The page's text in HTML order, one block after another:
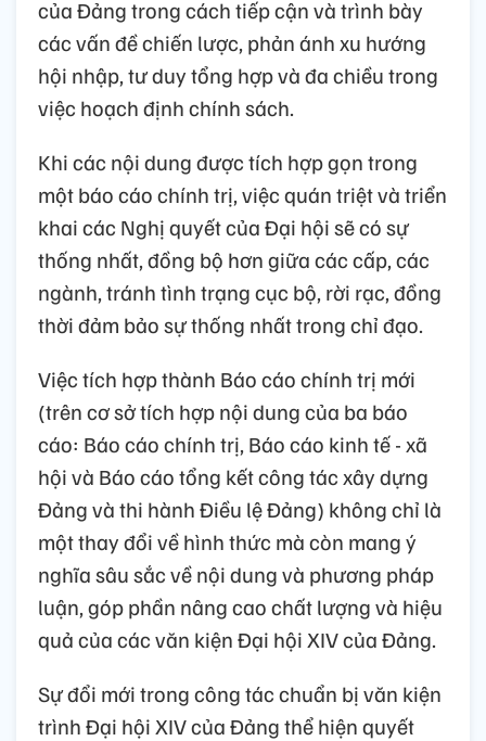
của Đảng trong cách tiếp cận và trình bày
các vấn đề chiến lược, phản ánh xu hướng
hội nhập, tư duy tổng hợp và đa chiều trong
việc hoạch định chính sách.
Khi các nội dung được tích hợp gọn trong
một báo cáo chính trị, việc quán triệt và triển
khai các Nghị quyết của Đại hội sẽ có sự
thống nhất, đồng bộ hơn giữa các cấp, các
ngành, tránh tình trạng cục bộ, rời rạc, đồng
thời đảm bảo sự thống nhất trong chỉ đạo.
Việc tích hợp thành Báo cáo chính trị mới
(trên cơ sở tích hợp nội dung của ba báo
cáo: Báo cáo chính trị, Báo cáo kinh tế - xã
hội và Báo cáo tổng kết công tác xây dựng
Đảng và thi hành Điều lệ Đảng) không chỉ là
một thay đổi về hình thức mà còn mang ý
nghĩa sâu sắc về nội dung và phương pháp
luận, góp phần nâng cao chất lượng và hiệu
quả của các văn kiện Đại hội XIV của Đảng.
Sự đổi mới trong công tác chuẩn bị văn kiện
trình Đại hội XIV của Đảng thể hiện quyết